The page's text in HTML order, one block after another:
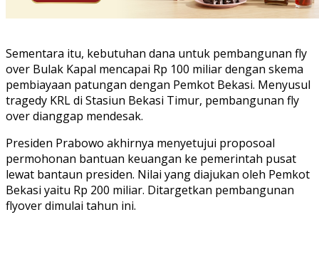
Sementara itu, kebutuhan dana untuk pembangunan fly
over Bulak Kapal mencapai Rp 100 miliar dengan skema
pembiayaan patungan dengan Pemkot Bekasi. Menyusul
tragedy KRL di Stasiun Bekasi Timur, pembangunan fly
over dianggap mendesak.
Presiden Prabowo akhirnya menyetujui proposoal
permohonan bantuan keuangan ke pemerintah pusat
lewat bantaun presiden. Nilai yang diajukan oleh Pemkot
Bekasi yaitu Rp 200 miliar. Ditargetkan pembangunan
flyover dimulai tahun ini.